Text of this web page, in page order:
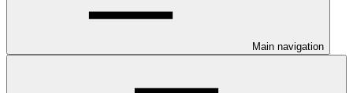
Main navigation